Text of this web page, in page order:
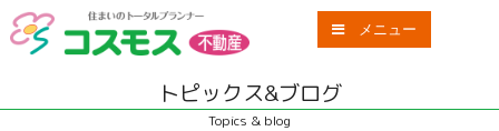
メニュー
トピックス&ブログ
Topics & blog